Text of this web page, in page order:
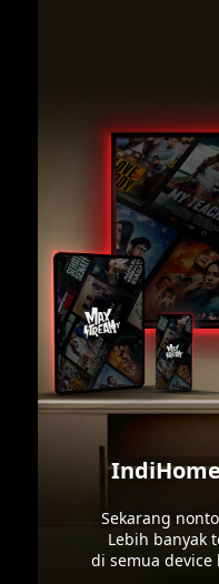
Sekarang
Lebih banyak
di semua